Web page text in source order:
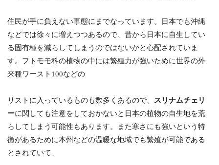
住民が手に負えない事態にまでなっています。日本でも沖縄
などでは徐々に増えつつあるので、昔から日本に自生してい
る固有種を減らしてしまうのではないかと心配されていま
す。フトモモ科の植物の中には繁殖力が強いために世界の外
来種ワースト100などの
リストに入っているものも数多くあるので、 スリナムチェリ
ーに関しても注意をしておかないと日本の植物の自生地を荒
らしてしまう可能性もあります。また寒さにも強いという特
徴があるために本州などの温暖な地域でも繁殖が可能である
とされていて、